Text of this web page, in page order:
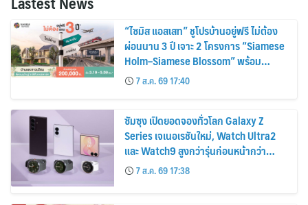
“ไซมิส แอสเสท” ชูโปรบ้านอยู่ฟรี ไม่ต้อง
ผ่อนนาน 3 ปี เจาะ 2 โครงการ “Siamese
Holm–Siamese Blossom” พร้อม
ส่วนลดและสิทธิพิเศษถึง 31 สิงหาคม
2569
7 ส.ค. 69 17:40
ซัมซุง เปิดยอดจองทั่วโลก Galaxy Z
Series เจเนอเรชันใหม่, Watch Ultra2
และ Watch9 สูงกว่ารุ่นก่อนหน้ากว่า
30%7 ส.ค. 69 17:38